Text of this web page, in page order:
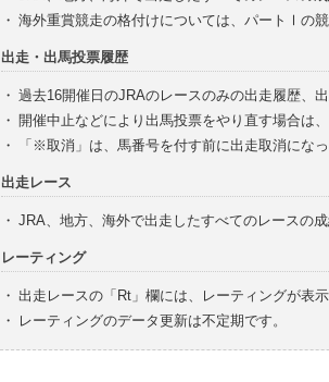
・ 海外重賞競走の格付けについては、パートⅠの
出走・出馬投票履歴
・ 過去16開催日のJRAのレースのみの出走履歴、
・ 開催中止などにより出馬投票をやり直す場合は
・
「※取消」は、馬番号を付す前に出走取消にな
出走レース
・ JRA、地方、海外で出走したすべてのレースの
レーティング
・ 出走レースの「Rt」欄には、レーティングが表
・
レーティングのデータ更新は不定期です。